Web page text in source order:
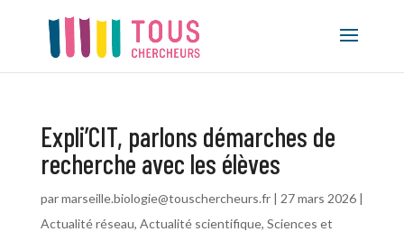
Expli’CIT, parlons démarches de
recherche avec les élèves
parmarseille.biologie@touschercheurs.fr| 27 mars 2026|
Actualité réseau, Actualité scientifique, Sciences et